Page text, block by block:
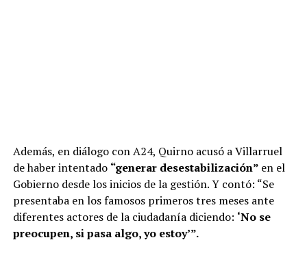
Además, en diálogo con A24, Quirno acusó a Villarruel
de haber intentado “generar desestabilización” en el
Gobierno desde los inicios de la gestión. Y contó: “Se
presentaba en los famosos primeros tres meses ante
diferentes actores de la ciudadanía diciendo: ‘No se
preocupen, si pasa algo, yo estoy’”.